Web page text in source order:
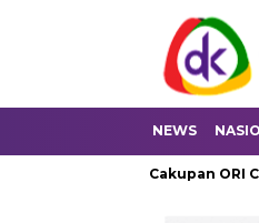
NEWS
Cakupan ORI Campak